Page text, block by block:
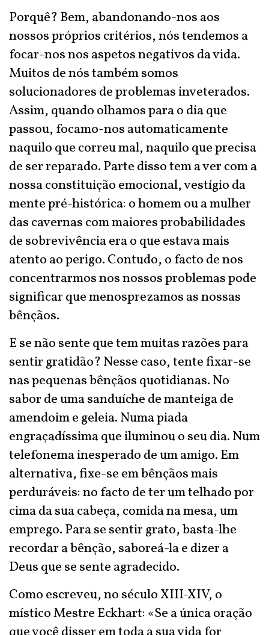
Porquê? Bem, abandonando-nos aos
nossos próprios critérios, nós tendemos a
focar-nos nos aspetos negativos da vida.
Muitos de nós também somos
solucionadores de problemas inveterados.
Assim, quando olhamos para o dia que
passou, focamo-nos automaticamente
naquilo que correu mal, naquilo que precisa
de ser reparado. Parte disso tem a ver com a
nossa constituição emocional, vestígio da
mente pré-histórica: o homem ou a mulher
das cavernas com maiores probabilidades
de sobrevivência era o que estava mais
atento ao perigo. Contudo, o facto de nos
concentrarmos nos nossos problemas pode
significar que menosprezamos as nossas
bênçãos.
E se não sente que tem muitas razões para
sentir gratidão? Nesse caso, tente fixar-se
nas pequenas bênçãos quotidianas. No
sabor de uma sanduíche de manteiga de
amendoim e geleia. Numa piada
engraçadíssima que iluminou o seu dia. Num
telefonema inesperado de um amigo. Em
alternativa, fixe-se em bênçãos mais
perduráveis: no facto de ter um telhado por
cima da sua cabeça, comida na mesa, um
emprego. Para se sentir grato, basta-lhe
recordar a bênção, saboreá-la e dizer a
Deus que se sente agradecido.
Como escreveu, no século XIII-XIV, o
místico Mestre Eckhart: «Se a única oração